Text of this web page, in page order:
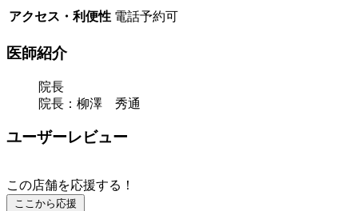
アクセス・利便性 電話予約可
医師紹介
院長
院長：柳澤 秀通
ユーザーレビュー
この店舗を応援する！
ここから応援